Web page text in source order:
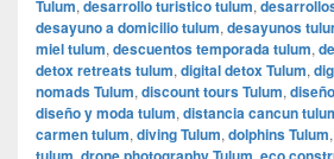
Tulum, desarrollo turistico tulum,
desayuno a domicilio tulum, desayunos
miel tulum, descuentos temporada tulum,
detox retreats tulum, digital detox Tulum,
nomads Tulum, discount tours Tulum,
diseño y moda tulum, distancia cancun
carmen tulum, diving Tulum, dolphins Tulum,
, ,